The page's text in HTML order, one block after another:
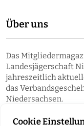
Über uns
Das
Landesjägerschaft
jahreszeitlich
das
Niedersachsen.
Cookie